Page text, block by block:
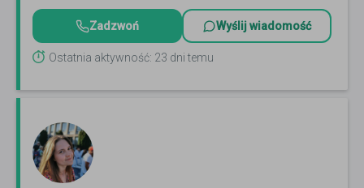
Zadzwoń Wyślij wiadomość
Ostatnia aktywność: 23 dni temu